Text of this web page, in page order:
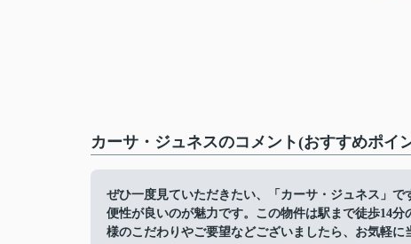
カーサ・ジュネスのコメント(おすすめポイ
ぜひ一度見ていただきたい、「カーサ・ジュネス」
便性が良いのが魅力です。この物件は駅まで徒歩14
様のこだわりやご要望などございましたら、お気軽に